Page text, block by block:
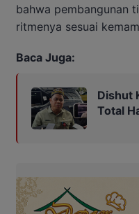
bahwa pembangunan
ritmenya sesuai
Baca Juga:
Dishut
Total